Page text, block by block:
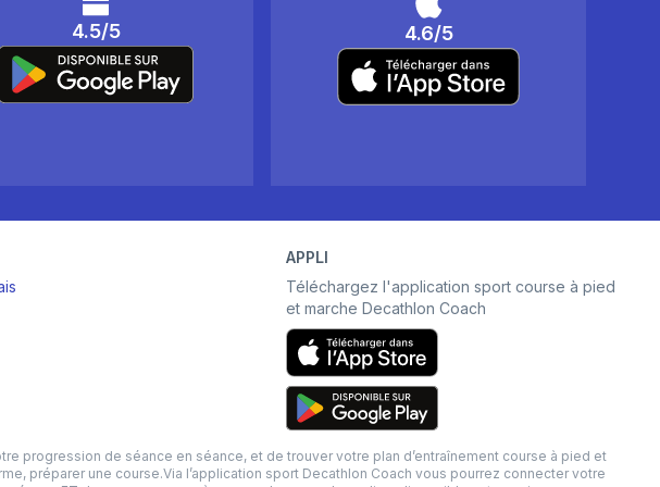
4.5/5 4.6/5
APPLI
Téléchargez l'application sport course à pied
et marche Decathlon Coach
progression de séance en séance, et de trouver votre plan d’entraînement course à pied et
préparer une course.Via l’application sport Decathlon Coach vous pourrez connecter votre